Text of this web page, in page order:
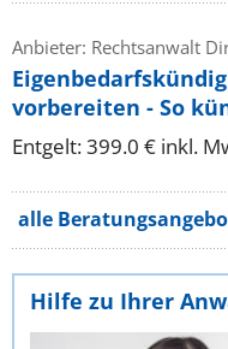
Anbieter: Rechtsanwalt
vorbereiten - So
Entgelt: 399.0 € inkl.
alle
Hilfe zu Ihrer